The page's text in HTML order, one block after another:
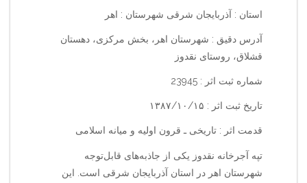
استان : آذربایجان شرقی شهرستان : اهر
آدرس دقیق : شهرستان اهر، بخش مرکزی، دهستان
قشلاق، روستای نقدوز
شماره ثبت اثر : 23945
تاریخ ثبت اثر : ۱۳۸۷/۱۰/۱۵
قدمت اثر : تاریخی ـ قرون اولیه و میانه اسلامی
تپه آجرخانه نقدوز یکی از جاذبه‌های قابل‌توجه
شهرستان اهر در استان آذربایجان شرقی است. این